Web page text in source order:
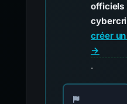
officiels
créer
→
.
Choisissez